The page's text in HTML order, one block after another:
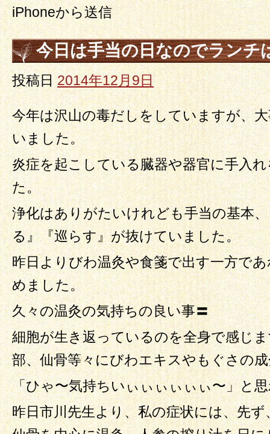
iPhoneから送信
今日は手当の日なのでランチ
投稿日 2014年12月9日
今年は沢山の毒だしをしていますが、
いました。
炎症を起こしている臓器や器官に手入
た。
浄化はありがたいけれども手当の基本
る』『巡らす』が抜けていました。
昨日よりびわ温灸や食箋で出す一方で
めました。
久々の温灸の気持ちの良い事〓
細胞が生き返っているのを全身で感じ
部、仙骨等々にびわエキスやもぐさの
「ひゃ〜気持ちいぃぃぃぃぃぃ〜」と
昨日市川先生より、私の症状には、先